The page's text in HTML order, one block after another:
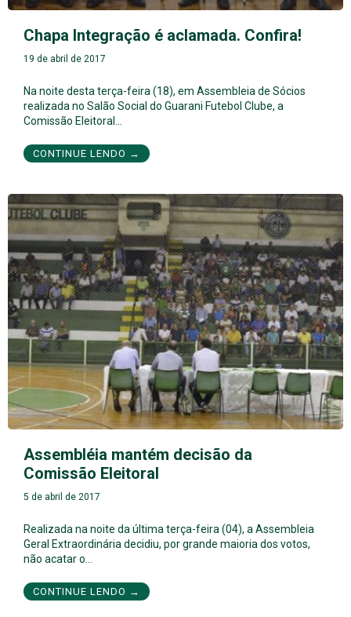
Chapa Integração é aclamada. Confira!
19 de abril de 2017
Na noite desta terça-feira (18), em Assembleia de Sócios
realizada no Salão Social do Guarani Futebol Clube, a
Comissão Eleitoral…
CONTINUE LENDO →
Assembléia mantém decisão da
Comissão Eleitoral
5 de abril de 2017
Realizada na noite da última terça-feira (04), a Assembleia
Geral Extraordinária decidiu, por grande maioria dos votos,
não acatar o…
CONTINUE LENDO →